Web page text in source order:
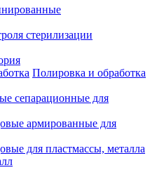
стерилизации
Полировка и обработка
сепарационные для
армированные для
для пластмассы, металла